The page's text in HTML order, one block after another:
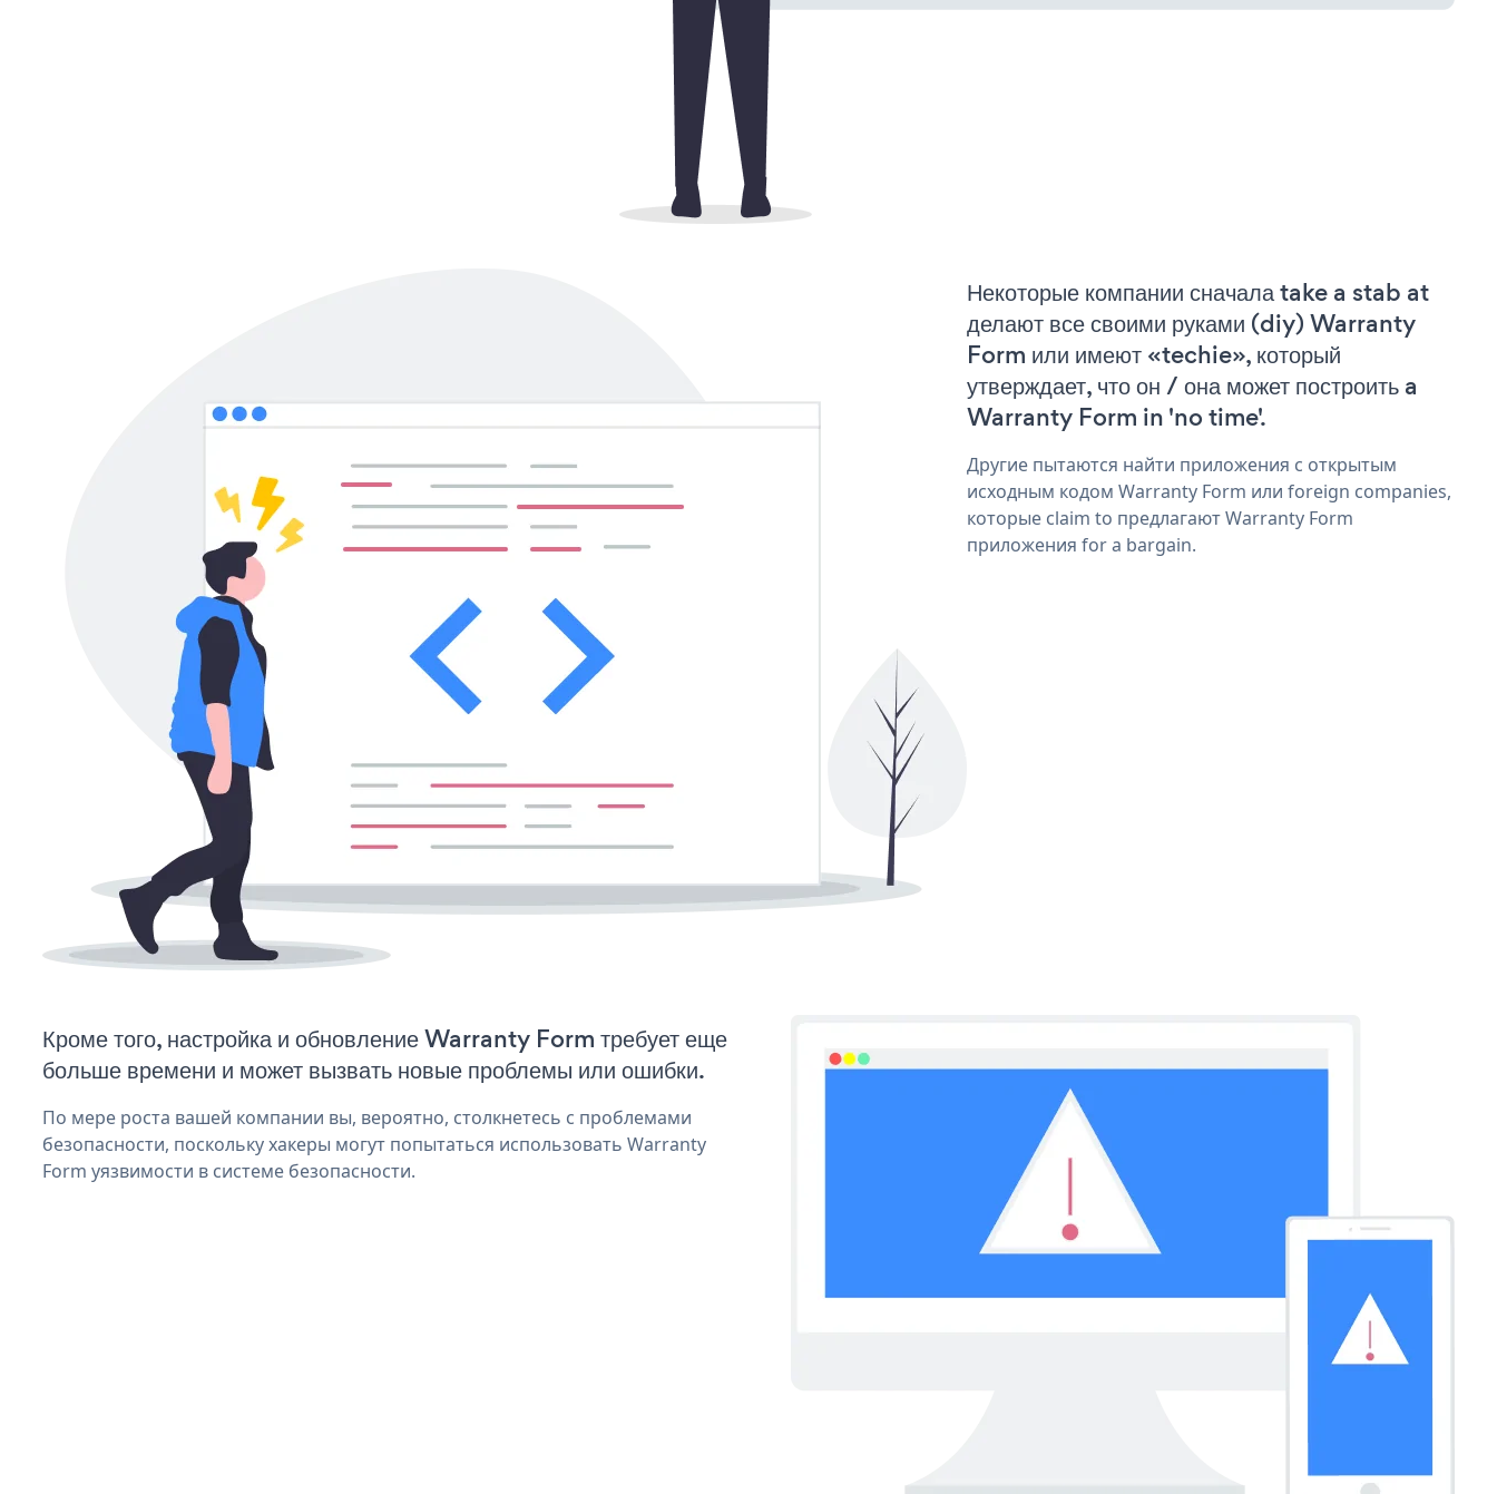
Некоторые компании сначала take a stab at
делают все своими руками (diy) Warranty
Form или имеют «techie», который
утверждает, что он / она может построить a
Warranty Form in 'no time'.
Другие пытаются найти приложения с открытым
исходным кодом Warranty Form или foreign companies,
которые claim to предлагают Warranty Form
приложения for a bargain.
Кроме того, настройка и обновление Warranty Form требует еще
больше времени и может вызвать новые проблемы или ошибки.
По мере роста вашей компании вы, вероятно, столкнетесь с проблемами
безопасности, поскольку хакеры могут попытаться использовать Warranty
Form уязвимости в системе безопасности.